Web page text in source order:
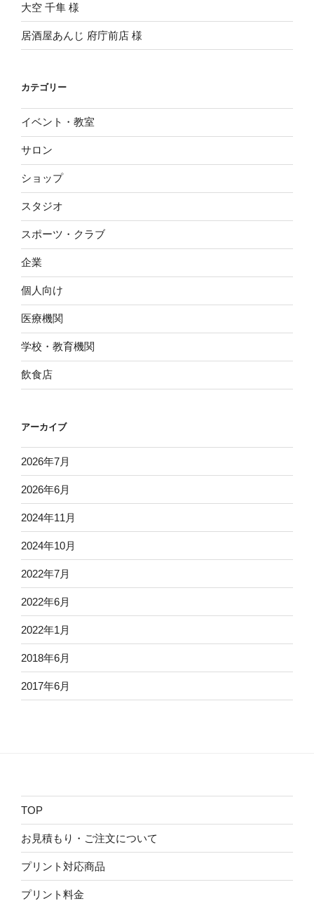
大空 千隼 様
居酒屋あんじ 府庁前店 様
カテゴリー
イベント・教室
サロン
ショップ
スタジオ
スポーツ・クラブ
企業
個人向け
医療機関
学校・教育機関
飲食店
アーカイブ
2026年7月
2026年6月
2024年11月
2024年10月
2022年7月
2022年6月
2022年1月
2018年6月
2017年6月
TOP
お見積もり・ご注文について
プリント対応商品
プリント料金